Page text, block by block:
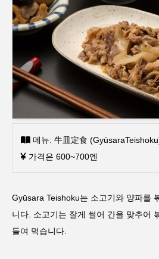
메뉴: 牛皿定食
가격은 600~700엔
Gyūsara Teishoku는 소고기와 양파를
니다. 소고기는 잘게 썰어 간을 맞추어
들여 먹습니다.